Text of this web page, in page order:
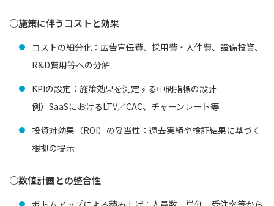
○施策に伴うコストと効果
コストの細分化：広告宣伝費、採用費・人件費、設備投資、
R&D費用等への分解
KPIの設定：施策効果を測定する中間指標の設計
例）SaaSにおけるLTV／CAC、チャーンレート等
投資対効果（ROI）の妥当性：過去実績や検証結果に基づく
根拠の提示
○数値計画との整合性